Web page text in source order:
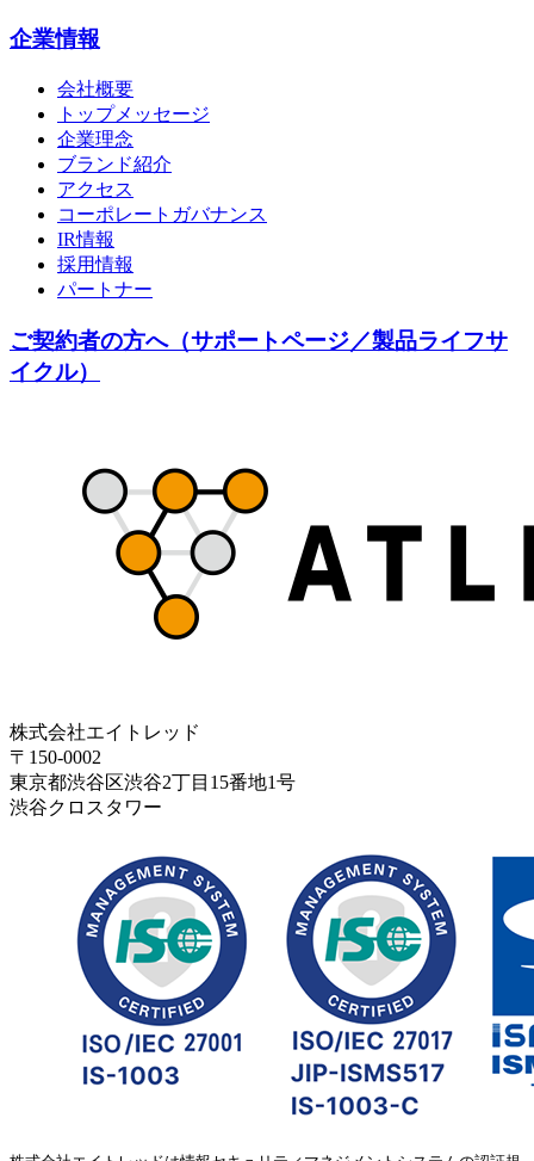
企業情報
会社概要
トップメッセージ
企業理念
ブランド紹介
アクセス
コーポレートガバナンス
IR情報
採用情報
パートナー
ご契約者の方へ（サポートページ／製品ライフサ
イクル）
株式会社エイトレッド
〒150-0002
東京都渋谷区渋谷2丁目15番地1号
渋谷クロスタワー